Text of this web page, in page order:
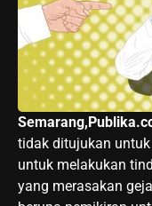
tidak ditujukan
untuk melakukan
yang merasakan